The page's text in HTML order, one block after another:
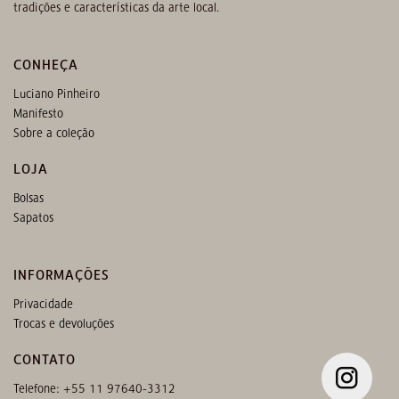
tradições e características da arte local.
CONHEÇA
Luciano Pinheiro
Manifesto
Sobre a coleção
LOJA
Bolsas
Sapatos
INFORMAÇÕES
Privacidade
Trocas e devoluções
CONTATO
Telefone: +55 11 97640-3312